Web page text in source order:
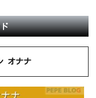
オナナ